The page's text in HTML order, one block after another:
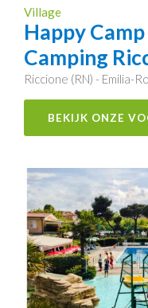
Village
Happy
Camping
Riccione (RN) - Emilia-
BEKIJK ONZE